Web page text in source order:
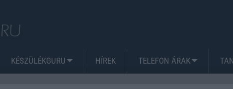
KÉSZÜLÉKGURU HÍREK TELEFON ÁRAK